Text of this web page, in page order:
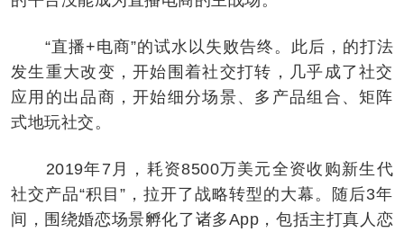
“直播+电商”的试水以失败告终。此后，的打法
发生重大改变，开始围着社交打转，几乎成了社交
应用的出品商，开始细分场景、多产品组合、矩阵
式地玩社交。
2019年7月，耗资8500万美元全资收购新生代
社交产品“积目”，拉开了战略转型的大幕。随后3年
间，围绕婚恋场景孵化了诸多App，包括主打真人恋